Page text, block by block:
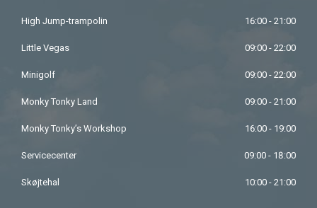
High Jump-trampolin 16:00 - 21:00
Little Vegas 09:00 - 22:00
Minigolf 09:00 - 22:00
Monky Tonky Land 09:00 - 21:00
Monky Tonky’s Workshop 16:00 - 19:00
Servicecenter 09:00 - 18:00
Skøjtehal 10:00 - 21:00